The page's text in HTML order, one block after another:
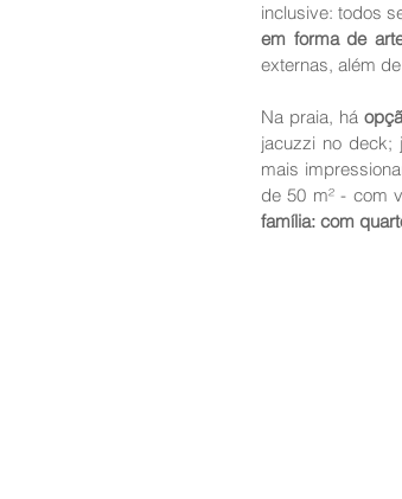
inclusive: todos
em forma de
externas, além
Na praia, há
jacuzzi no
mais
de 50 m² - com
família: com